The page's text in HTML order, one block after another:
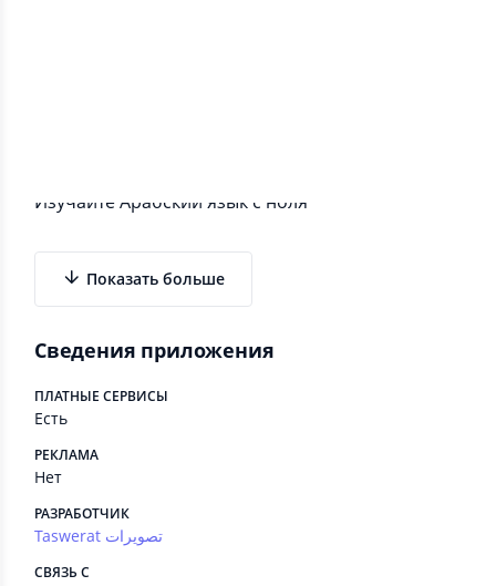
Изучайте Арабский язык с ноля
Показать больше
Сведения приложения
ПЛАТНЫЕ СЕРВИСЫ
Есть
РЕКЛАМА
Нет
РАЗРАБОТЧИК
Taswerat تصويرات
СВЯЗЬ С